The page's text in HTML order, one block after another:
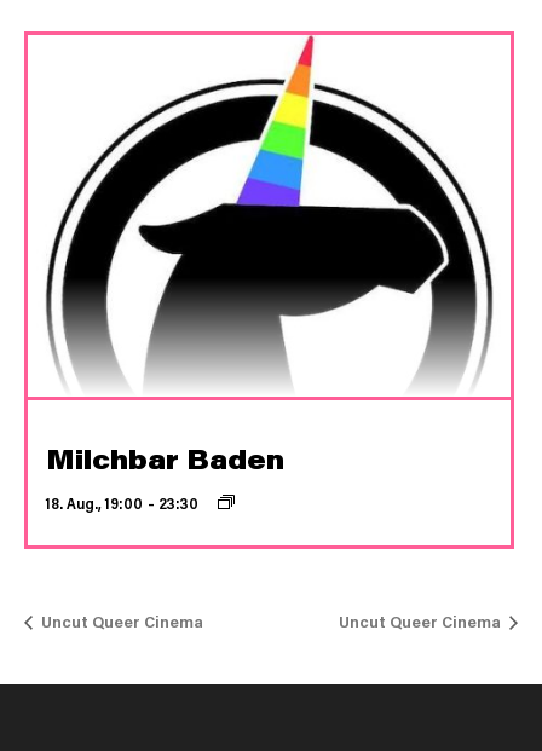
Milchbar Baden
18. Aug., 19:00 – 23:30
Uncut Queer Cinema Uncut Queer Cinema